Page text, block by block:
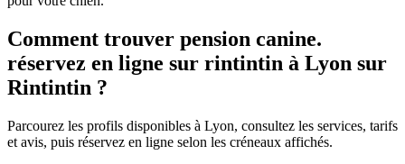
Comment trouver pension canine.
réservez en ligne sur rintintin à Lyon sur
Rintintin ?
Parcourez les profils disponibles à Lyon, consultez les services, tarifs
et avis, puis réservez en ligne selon les créneaux affichés.